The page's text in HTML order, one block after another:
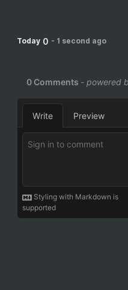
Today 0 - 1 second ago